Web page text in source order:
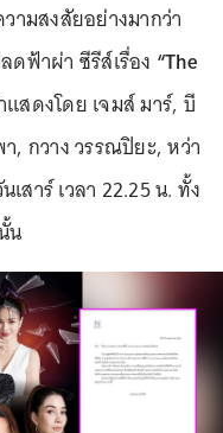
ามสงสัยอย่างมากว่า
ดฟ้าผ่า ซีรีส์เรื่อง “The
แสดงโดย เจมส์ มาร์, บี
, กวาง วรรณปิยะ, หว่า
สาร์ เวลา 22.25 น. ทั้ง
น